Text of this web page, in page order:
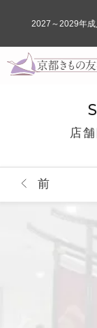
店
前
2027～2029年